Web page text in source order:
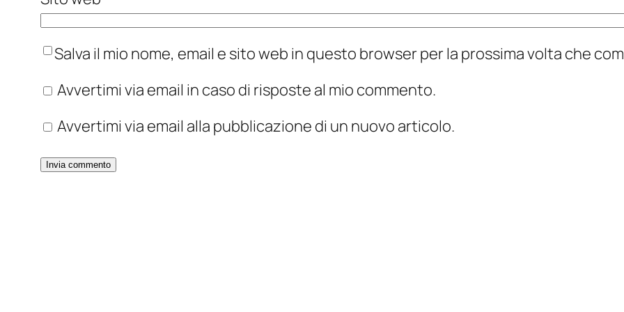
Salva il mio nome, email e sito web in questo browser per la prossima volta che
Avvertimi via email in caso di risposte al mio commento.
Avvertimi via email alla pubblicazione di un nuovo articolo.